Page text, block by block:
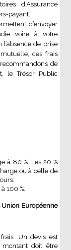
d’Assurance
payant.
d’envoyer
voire à votre
de prise
ces frais
de
le Trésor Public
à 80 %. Les 20 %
ou à celle de
100 %.
Union Européenne
Un devis est
doit être